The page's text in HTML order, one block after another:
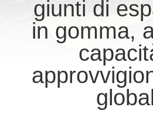
CONTATTICI
NOTIZIE
giunti di
in gomma,